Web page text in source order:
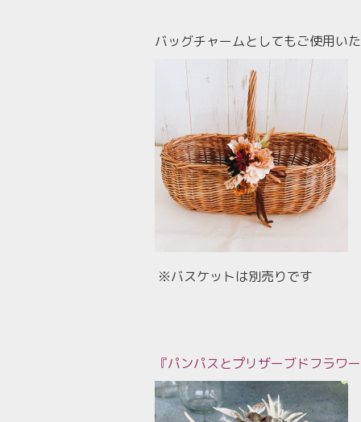
バッグチャームとしてもご使用い
※バスケットは別売りです
『パンパスとプリザーブドフラワ